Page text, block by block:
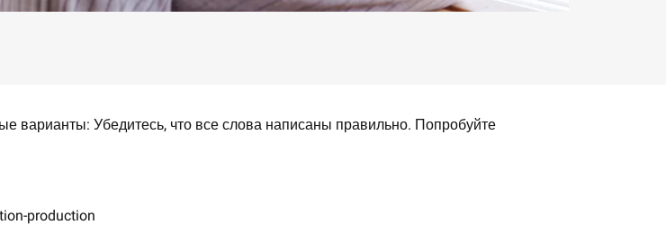
варианты: Убедитесь, что все слова написаны правильно. Попробуйте
production